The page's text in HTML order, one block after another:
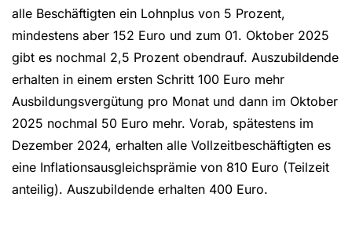
alle Beschäftigten ein Lohnplus von 5 Prozent,
mindestens aber 152 Euro und zum 01. Oktober 2025
gibt es nochmal 2,5 Prozent obendrauf. Auszubildende
erhalten in einem ersten Schritt 100 Euro mehr
Ausbildungsvergütung pro Monat und dann im Oktober
2025 nochmal 50 Euro mehr. Vorab, spätestens im
Dezember 2024, erhalten alle Vollzeitbeschäftigten es
eine Inflationsausgleichsprämie von 810 Euro (Teilzeit
anteilig). Auszubildende erhalten 400 Euro.